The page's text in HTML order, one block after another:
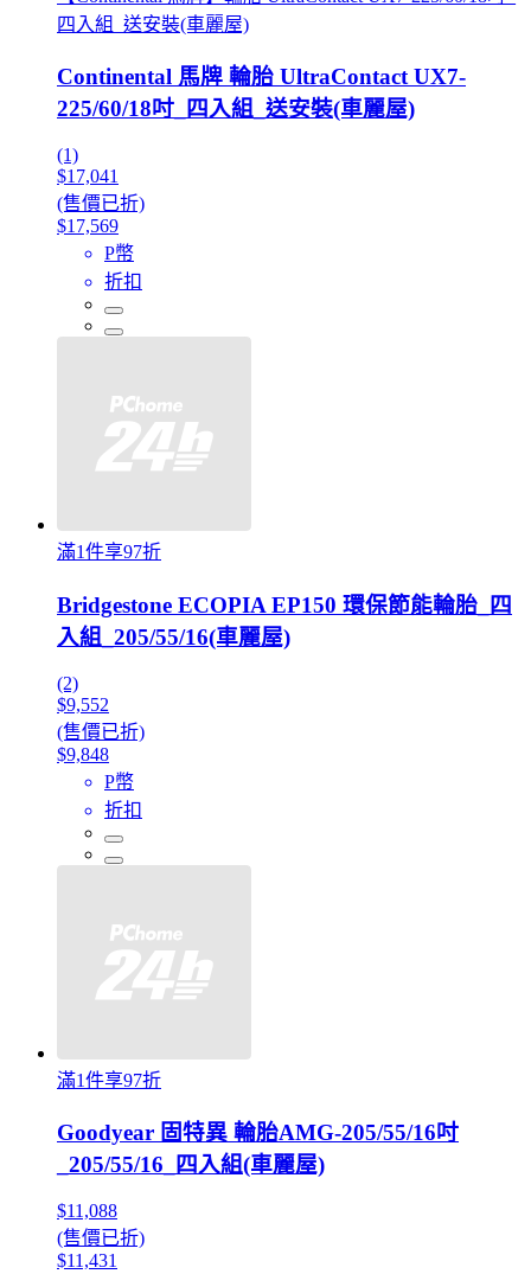
四入組_送安裝(車麗屋)
Continental 馬牌 輪胎 UltraContact UX7-
225/60/18吋_四入組_送安裝(車麗屋)
(1)
$17,041
(售價已折)
$17,569
P幣
折扣
滿1件享97折
Bridgestone ECOPIA EP150 環保節能輪胎_四
入組_205/55/16(車麗屋)
(2)
$9,552
(售價已折)
$9,848
P幣
折扣
滿1件享97折
Goodyear 固特異 輪胎AMG-205/55/16吋
_205/55/16_四入組(車麗屋)
$11,088
(售價已折)
$11,431